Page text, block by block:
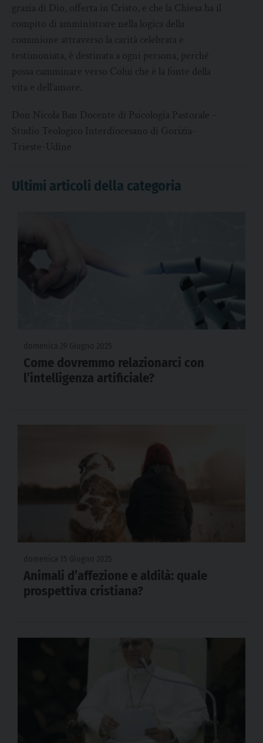
grazia di Dio, offerta in Cristo, e che la Chiesa ha il
compito di amministrare nella logica della
comunione attraverso la carità celebrata e
testimoniata, è destinata a ogni persona, perché
possa camminare verso Colui che è la fonte della
vita e dell’amore.
Don Nicola Ban Docente di Psicologia Pastorale –
Studio Teologico Interdiocesano di Gorizia-
Trieste-Udine
Ultimi articoli della categoria
Come dovremmo relazionarci con
l’intelligenza artificiale?
Animali d’affezione e aldilà: quale
prospettiva cristiana?